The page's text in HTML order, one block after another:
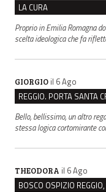
LA CURA
Proprio in Emilia Romagna
scelta ideologica che fa
GIORGIO il 6 Ago
Bello, bellissimo, un altro
stessa logica cortomirante
THEODORA il 6 Ago